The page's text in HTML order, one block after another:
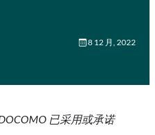
8 12 月, 2022
已采用或承诺